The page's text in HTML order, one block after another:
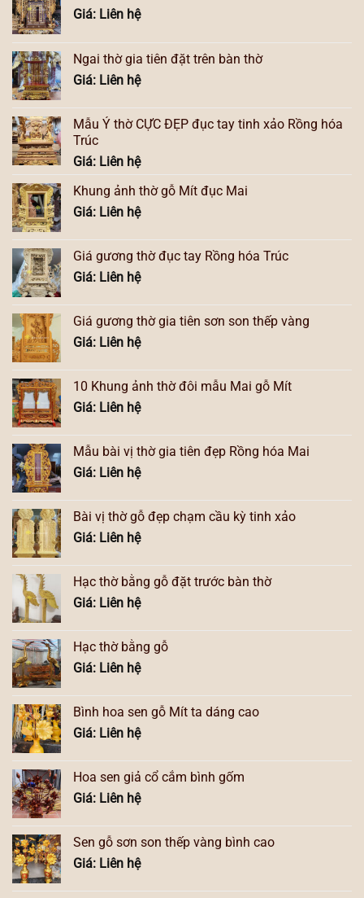
Giá: Liên hệ
Ngai thờ gia tiên đặt trên bàn thờ
Giá: Liên hệ
Mẫu Ỷ thờ CỰC ĐẸP đục tay tinh xảo Rồng hóa
Trúc
Giá: Liên hệ
Khung ảnh thờ gỗ Mít đục Mai
Giá: Liên hệ
Giá gương thờ đục tay Rồng hóa Trúc
Giá: Liên hệ
Giá gương thờ gia tiên sơn son thếp vàng
Giá: Liên hệ
10 Khung ảnh thờ đôi mẫu Mai gỗ Mít
Giá: Liên hệ
Mẫu bài vị thờ gia tiên đẹp Rồng hóa Mai
Giá: Liên hệ
Bài vị thờ gỗ đẹp chạm cầu kỳ tinh xảo
Giá: Liên hệ
Hạc thờ bằng gỗ đặt trước bàn thờ
Giá: Liên hệ
Hạc thờ bằng gỗ
Giá: Liên hệ
Bình hoa sen gỗ Mít ta dáng cao
Giá: Liên hệ
Hoa sen giả cổ cắm bình gốm
Giá: Liên hệ
Sen gỗ sơn son thếp vàng bình cao
Giá: Liên hệ